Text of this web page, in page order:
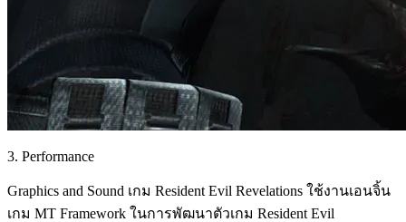
3. Performance
Graphics and Sound เกม Resident Evil Revelations ใช้งานเอนจิ้น
เกม MT Framework ในการพัฒนาตัวเกม Resident Evil